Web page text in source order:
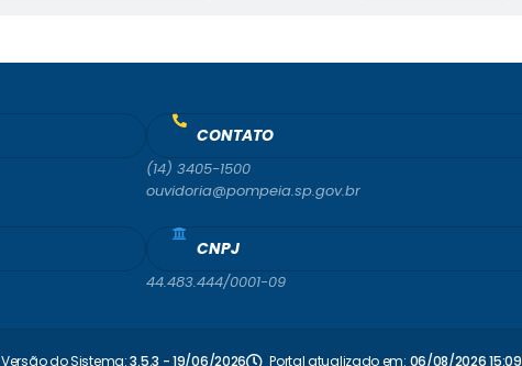
CONTATO
(14) 3405-1500
ouvidoria@pompeia.sp.gov.br
CNPJ
44.483.444/0001-09
Versão do Sistema:3.5.3 - 19/06/2026 Portal atualizado em: 06/08/2026 15:09